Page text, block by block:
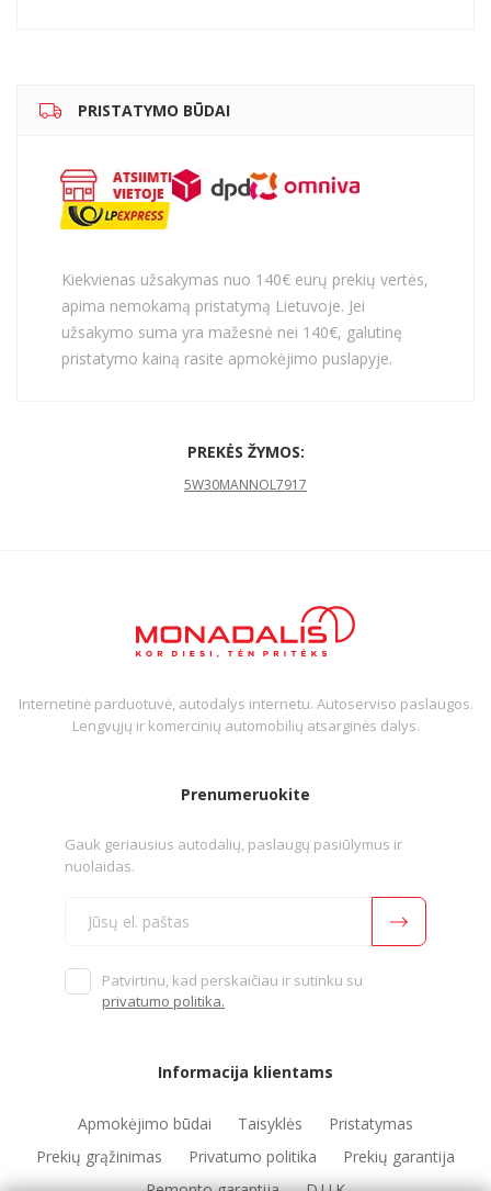
PRISTATYMO BŪDAI
Kiekvienas užsakymas nuo 140€ eurų prekių vertės,
apima nemokamą pristatymą Lietuvoje. Jei
užsakymo suma yra mažesnė nei 140€, galutinę
pristatymo kainą rasite apmokėjimo puslapyje.
PREKĖS ŽYMOS:
5W30MANNOL7917
Internetinė parduotuvė, autodalys internetu. Autoserviso paslaugos.
Lengvųjų ir komercinių automobilių atsarginės dalys.
Prenumeruokite
Gauk geriausius autodalių, paslaugų pasiūlymus ir
nuolaidas.
Patvirtinu, kad perskaičiau ir sutinku su
privatumo politika.
Informacija klientams
Apmokėjimo būdai Taisyklės
Pristatymas
Prekių grąžinimas
Privatumo politika
Prekių garantija